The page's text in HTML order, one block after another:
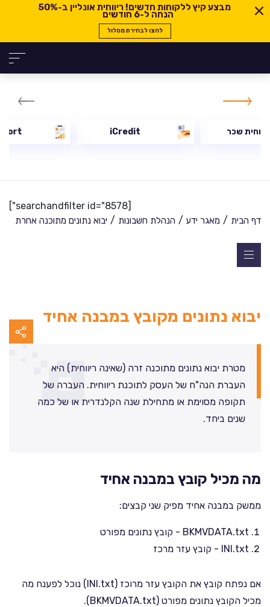
מבצע קיץ ללקוחות חדשים! ריווחית אונליין ב-50%
הנחה ל-6 חודשים
לחצו לבחירת מסלול
ריווחית שכר iCredit
[searchandfilter id="8578"]
דף הבית / מאגר ידע / הנהלת חשבונות / יבוא נתונים מתוכנה אחרת
יבוא נתונים מקובץ במבנה אחיד
מטרת יבוא נתונים מתוכנה זרה (שאינה ריווחית) היא
העברת הנה"ח של העסק לתוכנת ריווחית. העברה של
תקופה מסוימת או מתחילת שנה הקלנדרית או של כמה
שנים ביחד.
מה מכיל קובץ במבנה אחיד
ממשק במבנה אחיד מפיק שני קבצים:
BKMVDATA.txt - קובץ נתונים מפורט
INI.txt - קובץ עזר מרכז
אם נפתח קובץ את הקובץ עזר מרוכז (INI.txt) נוכל לפענח מה
מכיל הקובץ נתונים מפורט (BKMVDATA.txt).